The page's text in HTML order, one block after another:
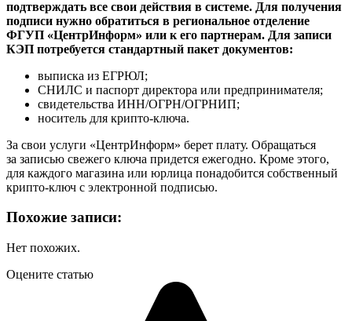
подтверждать все свои действия в системе. Для получения
подписи нужно обратиться в региональное отделение
ФГУП «ЦентрИнформ» или к его партнерам. Для записи
КЭП потребуется стандартный пакет документов:
выписка из ЕГРЮЛ;
СНИЛС и паспорт директора или предпринимателя;
свидетельства ИНН/ОГРН/ОГРНИП;
носитель для крипто-ключа.
За свои услуги «ЦентрИнформ» берет плату. Обращаться
за записью свежего ключа придется ежегодно. Кроме этого,
для каждого магазина или юрлица понадобится собственный
крипто-ключ с электронной подписью.
Похожие записи:
Нет похожих.
Оцените статью